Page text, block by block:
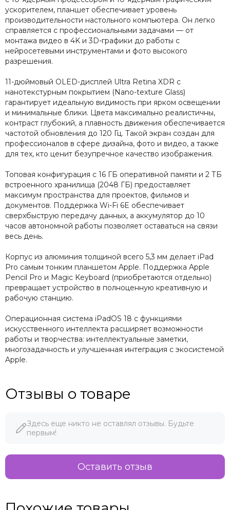
ускорителем, планшет обеспечивает уровень
производительности настольного компьютера. Он легко
справляется с профессиональными задачами — от
монтажа видео в 4K и 3D-графики до работы с
нейросетевыми инструментами и фото высокого
разрешения.
11-дюймовый OLED-дисплей Ultra Retina XDR с
нанотекстурным покрытием (Nano-texture Glass)
гарантирует идеальную видимость при ярком освещении
и минимальные блики. Цвета максимально реалистичны,
контраст глубокий, а плавность движения обеспечивается
частотой обновления до 120 Гц. Такой экран создан для
профессионалов в сфере дизайна, фото и видео, а также
для тех, кто ценит безупречное качество изображения.
Топовая конфигурация с 16 ГБ оперативной памяти и 2 ТБ
встроенного хранилища (2048 ГБ) предоставляет
максимум пространства для проектов, фильмов и
документов. Поддержка Wi-Fi 6E обеспечивает
сверхбыструю передачу данных, а аккумулятор до 10
часов автономной работы позволяет оставаться на связи
весь день.
Корпус из алюминия толщиной всего 5,3 мм делает iPad
Pro самым тонким планшетом Apple. Поддержка Apple
Pencil Pro и Magic Keyboard (приобретаются отдельно)
превращает устройство в полноценную креативную и
рабочую станцию.
Операционная система iPadOS 18 с функциями
искусственного интеллекта расширяет возможности
работы и творчества: интеллектуальные заметки,
многозадачность и улучшенная интеграция с экосистемой
Apple.
Отзывы о товаре
Здесь еще никто не оставлял отзывы. Будьте
первым!
Оставить отзыв